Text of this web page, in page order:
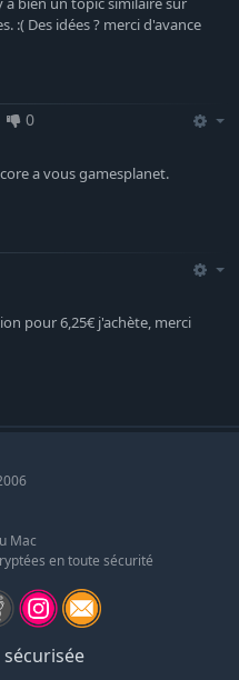
:( Des idées ? merci d'avance
0
a vous gamesplanet.
pour 6,25€ j'achète, merci
Mac
en toute sécurité